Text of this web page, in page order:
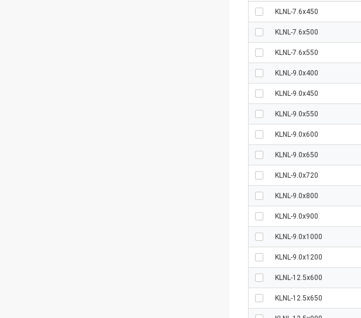
KLNL-7.6x450
KLNL-7.6x500
KLNL-7.6x550
KLNL-9.0x400
KLNL-9.0x450
KLNL-9.0x550
KLNL-9.0x600
KLNL-9.0x650
KLNL-9.0x720
KLNL-9.0x800
KLNL-9.0x900
KLNL-9.0x1000
KLNL-9.0x1200
KLNL-12.5x600
KLNL-12.5x650